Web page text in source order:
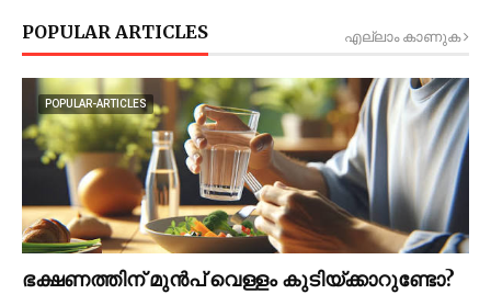
POPULAR ARTICLES എല്ലാം കാണുക
POPULAR-ARTICLES
ഭക്ഷണത്തിന് മുന്‍പ് വെള്ളം കുടിയ്ക്കാറുണ്ടോ?